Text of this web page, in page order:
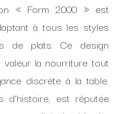
« Form 2000 » est
à tous les styles
de plats. Ce design
la nourriture tout
discrète à la table.
est réputée